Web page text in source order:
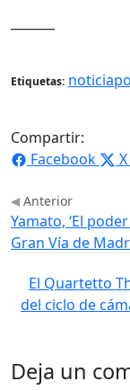
Etiquetas:
Compartir:
Facebook
X
Anterior
Yamato, ‘El
Gran Vía de
El Quartetto
del ciclo de
Deja un